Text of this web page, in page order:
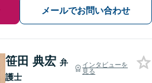
メールでお問い合わせ
笹田 典宏 弁
護士
インタビューを
見る